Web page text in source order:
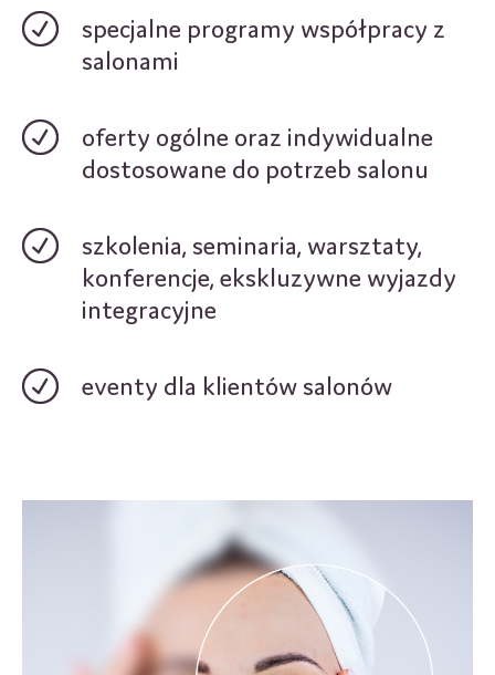
specjalne programy współpracy z
salonami
oferty ogólne oraz indywidualne
dostosowane do potrzeb salonu
szkolenia, seminaria, warsztaty,
konferencje, ekskluzywne wyjazdy
integracyjne
eventy dla klientów salonów